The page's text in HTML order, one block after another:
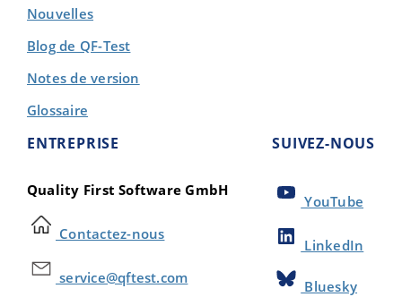
Nouvelles
Blog de QF-Test
Notes de version
Glossaire
ENTREPRISE
Quality First Software GmbH
Contactez-nous
service@qftest.com
SUIVEZ-NOUS
YouTube
LinkedIn
Bluesky